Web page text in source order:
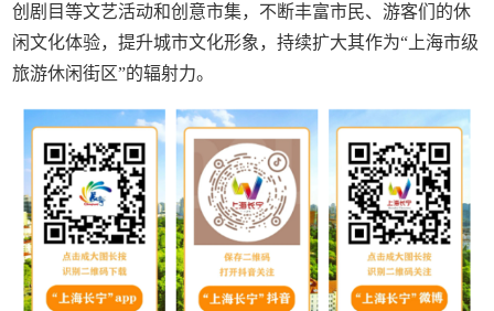
创剧目等文艺活动和创意市集，不断丰富市民、游客们的休
闲文化体验，提升城市文化形象，持续扩大其作为“上海市级
旅游休闲街区”的辐射力。